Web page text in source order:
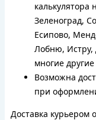
Зеленоград,
Есипово,
Лобню, Истру,
многие
Возможна
при
Доставка курьером